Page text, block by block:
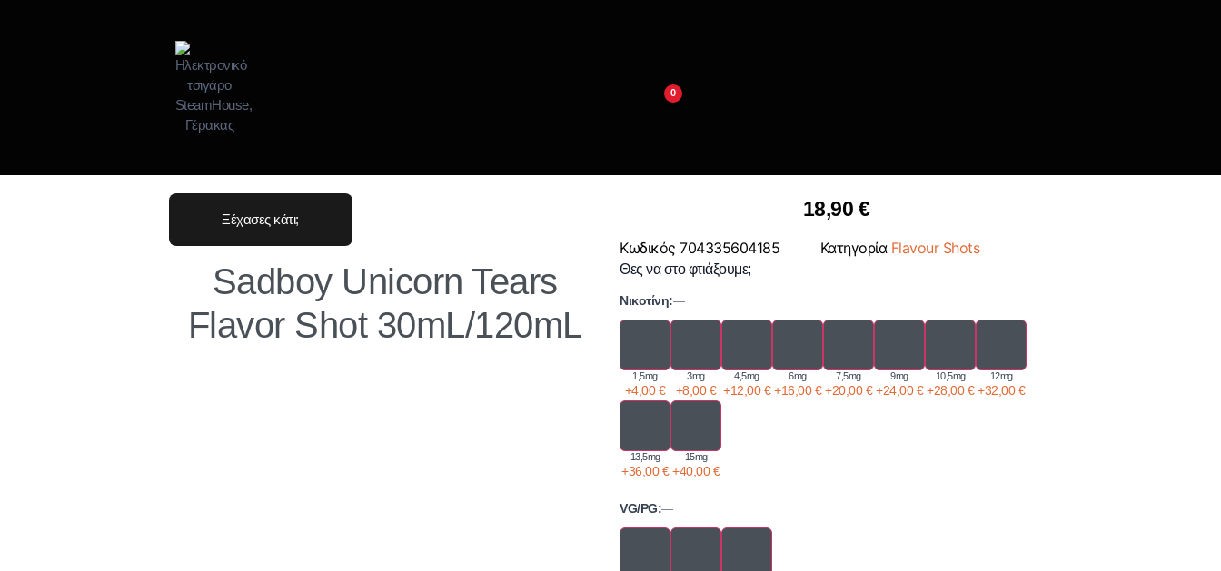
0
Ξέχασες κάτι;
Sadboy Unicorn Tears
Flavor Shot 30mL/120mL
18,90 €
Κωδικός 704335604185 Κατηγορία Flavour Shots
Θες να στο φτιάξουμε;
Νικοτίνη:—
1,5mg
+4,00€
3mg
+8,00€
4,5mg
+12,00€
6mg
+16,00€
7,5mg
+20,00€
9mg
+24,00€
10,5mg
+28,00€
12mg
+32,00€
13,5mg
+36,00€
15mg
+40,00€
VG/PG:—